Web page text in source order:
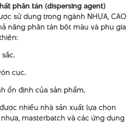
phân tán (dispersing agent)
sử dụng trong ngành NHỰA, CAO
năng phân tán bột màu và phụ gia
cục.
ổn định của sản phẩm.
nhiều nhà sản xuất lựa chọn
masterbatch và các ứng dụng